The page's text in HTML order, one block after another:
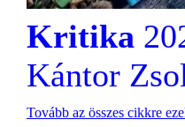
Kritika
Kántor
Tovább az összes cikkre